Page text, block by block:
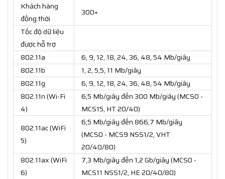
Khách hàng
đồng thời
300+
Tốc độ dữ liệu
được hỗ trợ
802.11a
6, 9, 12, 18, 24, 36, 48, 54 Mb/giây
802.11b
1, 2, 5,5, 11 Mb/giây
802.11g
6, 9, 12, 18, 24, 36, 48, 54 Mb/giây
802.11n (Wi-Fi
4)
6,5 Mb/giây đến 300 Mb/giây (MCS0 -
MCS15, HT 20/40)
802.11ac (WiFi
5)
6,5 Mb/giây đến 866,7 Mb/giây
(MCS0 - MCS9 NSS1/2, VHT
20/40/80)
802.11ax (WiFi
6)
7,3 Mb/giây đến 1,2 Gb/giây (MCS0 -
MCS11 NSS1/2, HE 20/40/80)